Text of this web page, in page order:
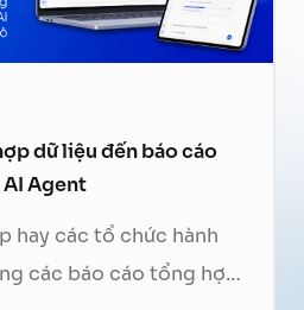
dữ liệu đến báo cáo
Agent
hay các tổ chức hành
các báo cáo tổng hợp